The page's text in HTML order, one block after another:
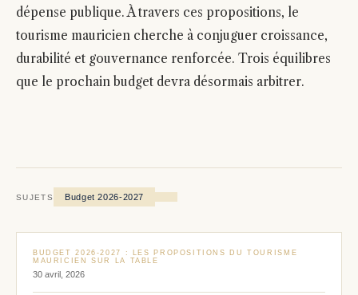
dépense publique. À travers ces propositions, le
tourisme mauricien cherche à conjuguer croissance,
durabilité et gouvernance renforcée. Trois équilibres
que le prochain budget devra désormais arbitrer.
SUJETS Budget 2026-2027
BUDGET 2026-2027 : LES PROPOSITIONS DU TOURISME
MAURICIEN SUR LA TABLE
30 avril, 2026